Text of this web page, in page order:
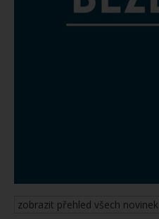
zobrazit přehled všech novinek